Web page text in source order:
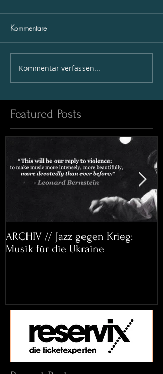
Kommentare
Kommentar verfassen...
Featured Posts
ARCHIV // Jazz gegen Krieg:
Musik für die Ukraine